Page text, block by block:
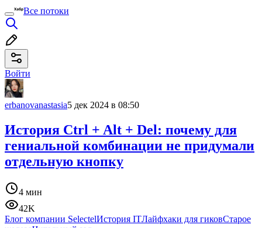
Все потоки
Войти
erbanovanastasia5 дек 2024 в 08:50
История Ctrl + Alt + Del: почему для
гениальной комбинации не придумали
отдельную кнопку
4 мин
42K
Блог компании SelectelИстория ITЛайфхаки для гиковСтарое